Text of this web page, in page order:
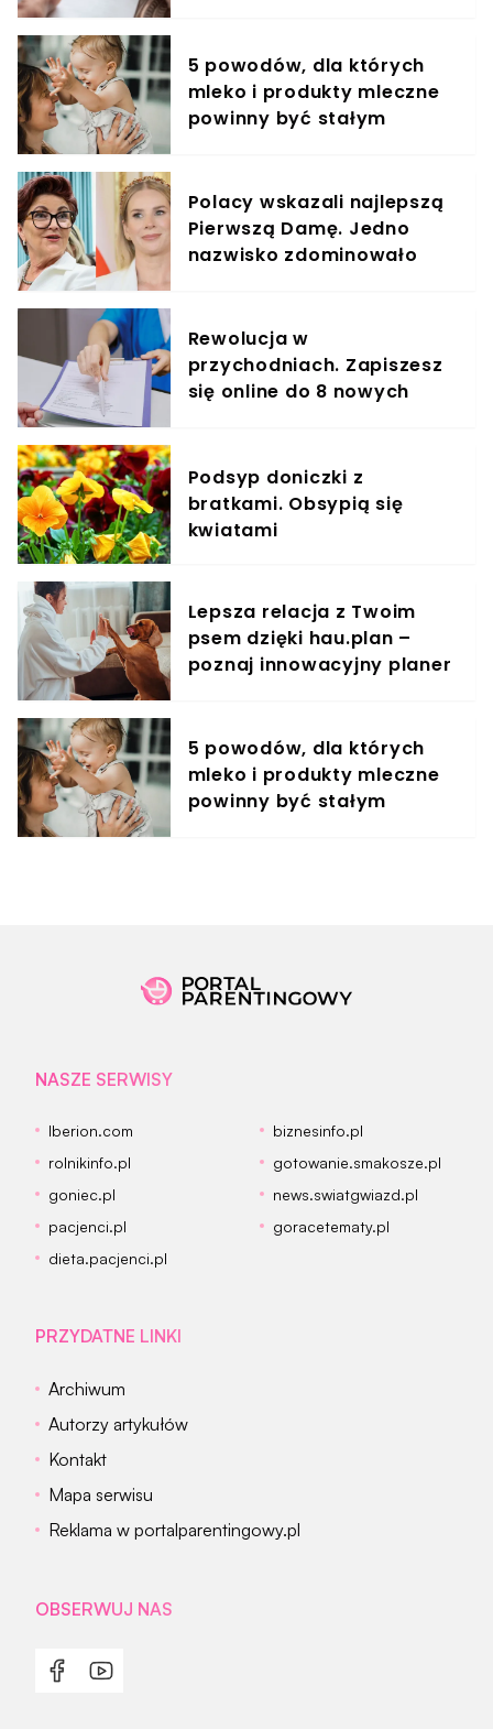
5 powodów, dla których
mleko i produkty mleczne
powinny być stałym
Polacy wskazali najlepszą
Pierwszą Damę. Jedno
nazwisko zdominowało
Rewolucja w
przychodniach. Zapiszesz
się online do 8 nowych
Podsyp doniczki z
bratkami. Obsypią się
kwiatami
Lepsza relacja z Twoim
psem dzięki hau.plan –
poznaj innowacyjny planer
5 powodów, dla których
mleko i produkty mleczne
powinny być stałym
NASZE SERWISY
Iberion.com
biznesinfo.pl
rolnikinfo.pl
gotowanie.smakosze.pl
goniec.pl
news.swiatgwiazd.pl
pacjenci.pl
goracetematy.pl
dieta.pacjenci.pl
PRZYDATNE LINKI
Archiwum
Autorzy artykułów
Kontakt
Mapa serwisu
Reklama w portalparentingowy.pl
OBSERWUJ NAS